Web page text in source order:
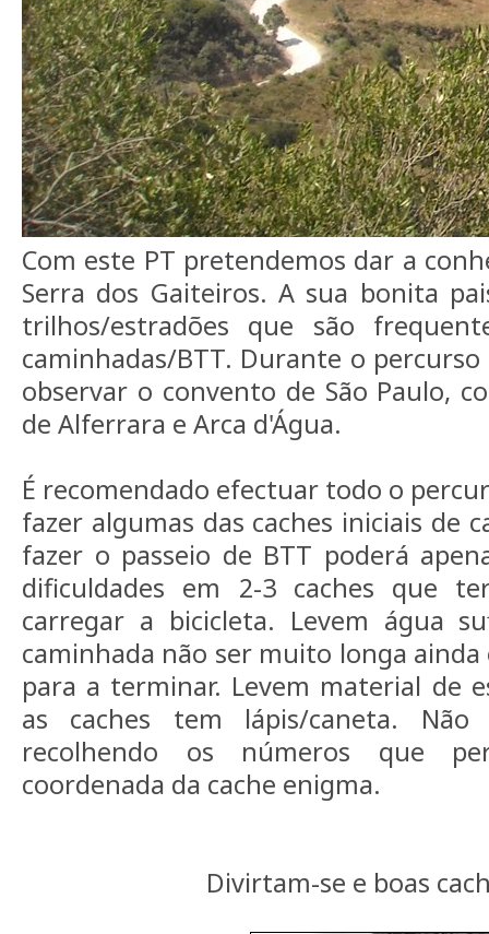
Com este PT pretendemos dar a
Serra dos Gaiteiros. A sua bonita
trilhos/estradões que são
caminhadas/BTT. Durante o
observar o convento de São Paulo,
de Alferrara e Arca d'Água.
É recomendado efectuar todo o
fazer algumas das caches iniciais de
fazer o passeio de BTT poderá
dificuldades em 2-3 caches que
carregar a bicicleta. Levem água
caminhada não ser muito longa
para a terminar. Levem material de
as caches tem lápis/caneta.
recolhendo os números que
coordenada da cache enigma.
Divirtam-se e boas